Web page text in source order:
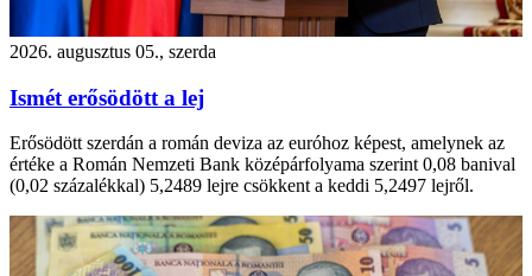
2026. augusztus 05., szerda
Ismét erősödött a lej
Erősödött szerdán a román deviza az euróhoz képest, amelynek az
értéke a Román Nemzeti Bank középárfolyama szerint 0,08 banival
(0,02 százalékkal) 5,2489 lejre csökkent a keddi 5,2497 lejről.